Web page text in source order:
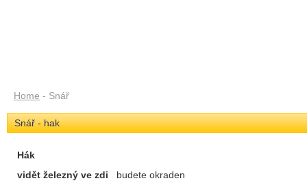
Home - Snář
Snář - hak
Hák
vidět železný ve zdi
budete okraden